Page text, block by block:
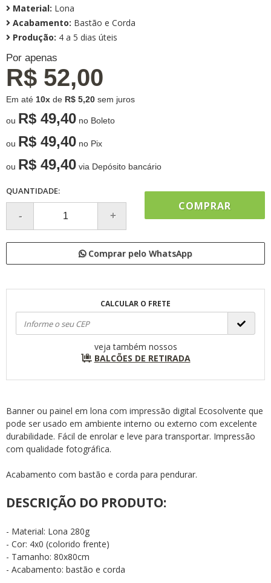
Material: Lona
Acabamento: Bastão e Corda
Produção: 4 a 5 dias úteis
Por apenas
R$ 52,00
Em até 10x de R$ 5,20 sem juros
ou R$ 49,40 no Boleto
ou R$ 49,40 no Pix
ou R$ 49,40 via Depósito bancário
QUANTIDADE:
COMPRAR
Comprar pelo WhatsApp
CALCULAR O FRETE
veja também nossos
BALCÕES DE RETIRADA
Banner ou painel em lona com impressão digital Ecosolvente que
pode ser usado em ambiente interno ou externo com excelente
durabilidade. Fácil de enrolar e leve para transportar. Impressão
com qualidade fotográfica.
Acabamento com bastão e corda para pendurar.
DESCRIÇÃO DO PRODUTO:
- Material: Lona 280g
- Cor: 4x0 (colorido frente)
- Tamanho: 80x80cm
- Acabamento: bastão e corda